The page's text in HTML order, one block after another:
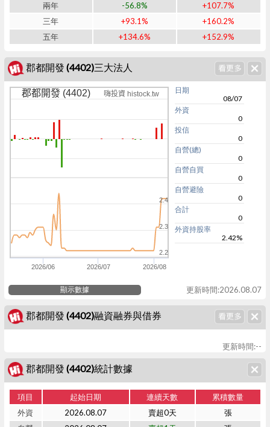
兩年
-56.8%
+107.7%
三年
+93.1%
+160.2%
五年
+134.6% +152.9%
郡都開發 (4402)三大法人
郡都開發 (4402) 嗨投資 histock.tw
2026/06 2026/07 2026/08
2.2
2.3
2.4
日期
08/07
外資
0
投信
0
自營(總)
0
自營自買
0
自營避險
0
合計
0
外資持股率
2.42%
顯示數據 更新時間:2026.08.07
郡都開發 (4402)融資融券與借券
更新時間:--
郡都開發 (4402)統計數據
項目 起始日期 連續天數
累積數量
外資
2026.08.07 賣超0天
張